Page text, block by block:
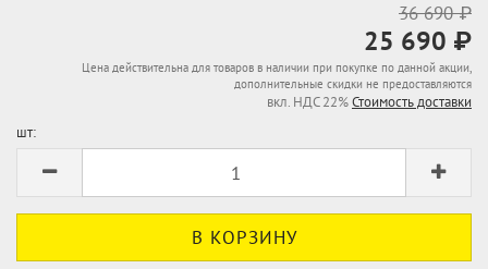
36 690 ₽
25 690 ₽
Цена действительна для товаров в наличии при покупке по данной акции,
дополнительные скидки не предоставляются
вкл. НДС 22%Стоимость доставки
шт: